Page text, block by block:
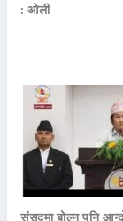
: ओली
संसद्मा बोल्न पनि